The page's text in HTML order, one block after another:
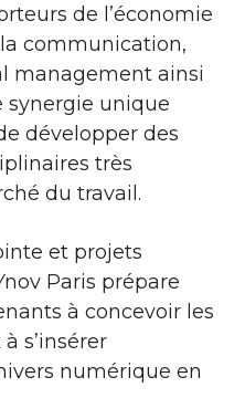
de l’économie
communication,
management ainsi
synergie unique
développer des
très
du travail.
et projets
Paris prépare
à concevoir les
s’insérer
numérique en